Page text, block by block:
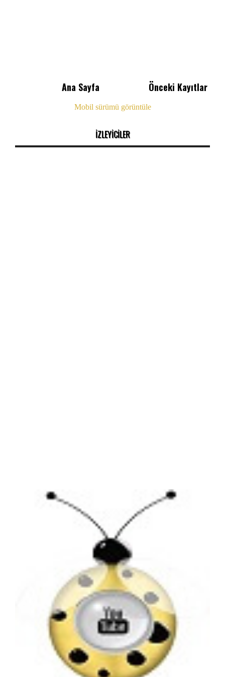
Önceki Kayıtlar
Ana Sayfa
Mobil sürümü görüntüle
İZLEYİCİLER